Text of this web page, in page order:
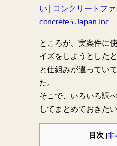
い | コンクリートフ
concrete5 Japan Inc.
ところが、実案件に
イズをしようとした
と仕組みが違ってい
た。
そこで、いろいろ調
してまとめておきた
目次 [非